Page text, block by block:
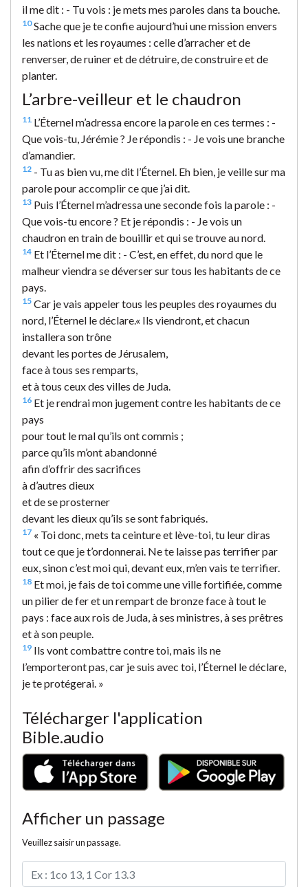
il me dit : - Tu vois : je mets mes paroles dans ta bouche.
10Sache que je te confie aujourd’hui une mission envers
les nations et les royaumes : celle d’arracher et de
renverser, de ruiner et de détruire, de construire et de
planter.
L’arbre-veilleur et le chaudron
11 L’Éternel m’adressa encore la parole en ces termes : -
Que vois-tu, Jérémie ? Je répondis : - Je vois une branche
d’amandier.
12 - Tu as bien vu, me dit l’Éternel. Eh bien, je veille sur ma
parole pour accomplir ce que j’ai dit.
13 Puis l’Éternel m’adressa une seconde fois la parole : -
Que vois-tu encore ? Et je répondis : - Je vois un
chaudron en train de bouillir et qui se trouve au nord.
14 Et l’Éternel me dit : - C’est, en effet, du nord que le
malheur viendra se déverser sur tous les habitants de ce
pays.
15 Car je vais appeler tous les peuples des royaumes du
nord, l’Éternel le déclare.« Ils viendront, et chacun
installera son trône
devant les portes de Jérusalem,
face à tous ses remparts,
et à tous ceux des villes de Juda.
16 Et je rendrai mon jugement contre les habitants de ce
pays
pour tout le mal qu’ils ont commis ;
parce qu’ils m’ont abandonné
afin d’offrir des sacrifices
à d’autres dieux
et de se prosterner
devant les dieux qu’ils se sont fabriqués.
17 « Toi donc, mets ta ceinture et lève-toi, tu leur diras
tout ce que je t’ordonnerai. Ne te laisse pas terrifier par
eux, sinon c’est moi qui, devant eux, m’en vais te terrifier.
18 Et moi, je fais de toi comme une ville fortifiée, comme
un pilier de fer et un rempart de bronze face à tout le
pays : face aux rois de Juda, à ses ministres, à ses prêtres
et à son peuple.
19 Ils vont combattre contre toi, mais ils ne
l’emporteront pas, car je suis avec toi, l’Éternel le déclare,
je te protégerai. »
Télécharger l'application
Bible.audio
Afficher un passage
Veuillez saisir un passage.